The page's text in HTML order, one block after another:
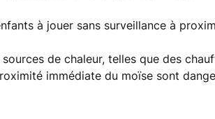
à jouer sans surveillance à
de chaleur, telles que des
immédiate du moïse sont